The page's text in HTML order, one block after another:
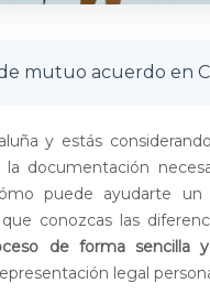
y estás
la documentación
puede ayudarte
conozcas las
de forma sencilla
legal